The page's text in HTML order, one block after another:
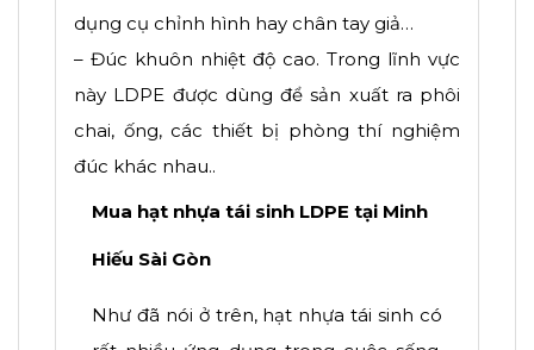
dụng cụ chỉnh hình hay chân tay giả…
– Đúc khuôn nhiệt độ cao. Trong lĩnh vực
này LDPE được dùng để sản xuất ra phôi
chai, ống, các thiết bị phòng thí nghiệm
đúc khác nhau..
Mua hạt nhựa tái sinh LDPE tại Minh
Hiếu Sài Gòn
Như đã nói ở trên, hạt nhựa tái sinh có